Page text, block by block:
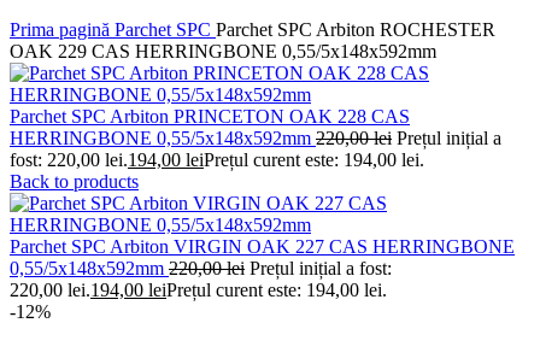
Prima pagină Parchet SPC Parchet SPC Arbiton ROCHESTER
OAK 229 CAS HERRINGBONE 0,55/5x148x592mm
Parchet SPC Arbiton PRINCETON OAK 228 CAS
HERRINGBONE 0,55/5x148x592mm 220,00lei Prețul inițial a
fost: 220,00 lei.194,00 leiPrețul curent este: 194,00 lei.
Back to products
Parchet SPC Arbiton VIRGIN OAK 227 CAS HERRINGBONE
0,55/5x148x592mm 220,00lei Prețul inițial a fost:
220,00 lei.194,00 leiPrețul curent este: 194,00 lei.
-12%